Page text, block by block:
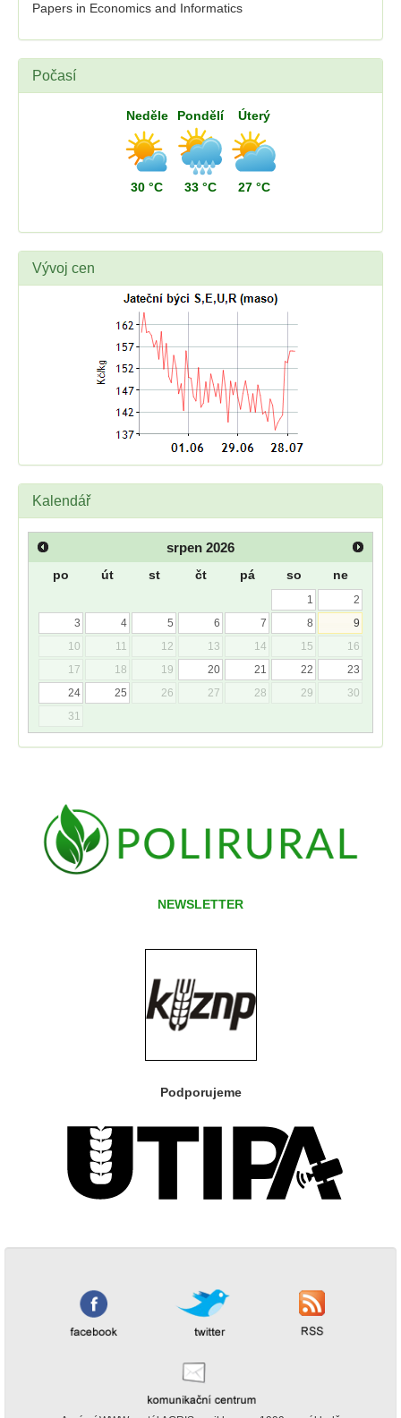
Papers in Economics and Informatics
Počasí
Neděle
30 °C
Pondělí
33 °C
Úterý
27 °C
Vývoj cen
Kalendář
srpen 2026
po út st čt pá so ne
1
2
3
4 5 6 7 8
9
10
11 12 13 14 15
16
17
18 19 20 21 22
23
24
25 26 27 28 29
30
31
NEWSLETTER
Podporujeme